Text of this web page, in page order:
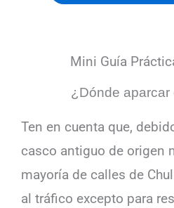
Mini Guía
¿Dónde aparcar
Ten en cuenta que,
casco antiguo de origen
mayoría de calles de
al tráfico excepto para